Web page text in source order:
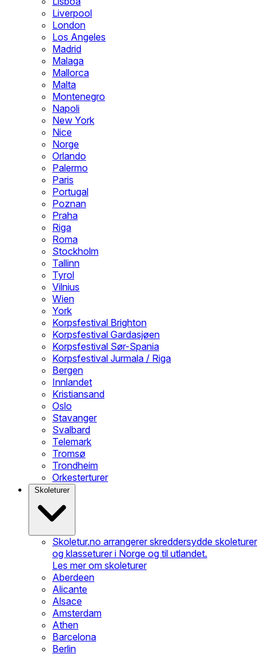
Liverpool
London
Los Angeles
Madrid
Malaga
Mallorca
Malta
Montenegro
Napoli
New York
Nice
Norge
Orlando
Palermo
Paris
Portugal
Poznan
Praha
Riga
Roma
Stockholm
Tallinn
Tyrol
Vilnius
Wien
York
Korpsfestival Brighton
Korpsfestival Gardasjøen
Korpsfestival Sør-Spania
Korpsfestival Jurmala / Riga
Bergen
Innlandet
Kristiansand
Oslo
Stavanger
Svalbard
Telemark
Tromsø
Trondheim
Orkesterturer
Skoleturer
Skoletur.no arrangerer skreddersydde skoleturer
og klasseturer i Norge og til utlandet.
Les mer om skoleturer
Aberdeen
Alicante
Alsace
Amsterdam
Athen
Barcelona
Berlin